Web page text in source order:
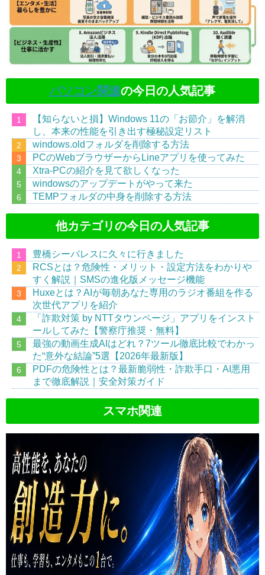
パソコン関連の今日の人気記事
【知らないと損】Windows 11の「お節介」を解消
し、本来の性能を引き出す極秘設定リスト
windows.oldフォルダを削除する方法
PCのWebブラウザーからLineアプリを使ってみた
Xtra-PCの紹介を見て欲しくなった
windowsのアップデートがやって来た
TEMPフォルダの中身を削除する方法
他カテゴリの今日の人気記事
豊橋シーパレスに久々に行きました
RCSとは？危険性・メリット・設定方法をわかりや
すく解説｜SMSの進化版メッセージ機能
Huxeとは？AIが毎朝あなた専用のラジオ番組を作る
次世代アプリを紹介
「詐欺対策 by NTTタウンページ」アプリをインスト
ールしてみた【警察庁推奨・無料】
最強の動画生成AIはどれ？7ツール徹底比較でわかっ
た“意外な結論”5選【2026年最新版】
PDFの危険性とは？最新脆弱性・詐欺手口・AI悪用
まで徹底解説｜安全対策ガイド
スマホ関連